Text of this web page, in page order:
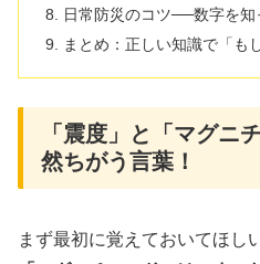
日常防災のコツ──数字を知
まとめ：正しい知識で「も
「震度」と「マグニ
然ちがう言葉！
まず最初に覚えておいてほし